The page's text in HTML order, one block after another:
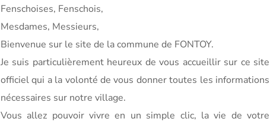
Fenschoises, Fenschois,
Mesdames, Messieurs,
Bienvenue sur le site de la commune de FONTOY.
Je suis particulièrement heureux de vous accueillir sur ce site
officiel qui a la volonté de vous donner toutes les informations
nécessaires sur notre village.
Vous allez pouvoir vivre en un simple clic, la vie de votre